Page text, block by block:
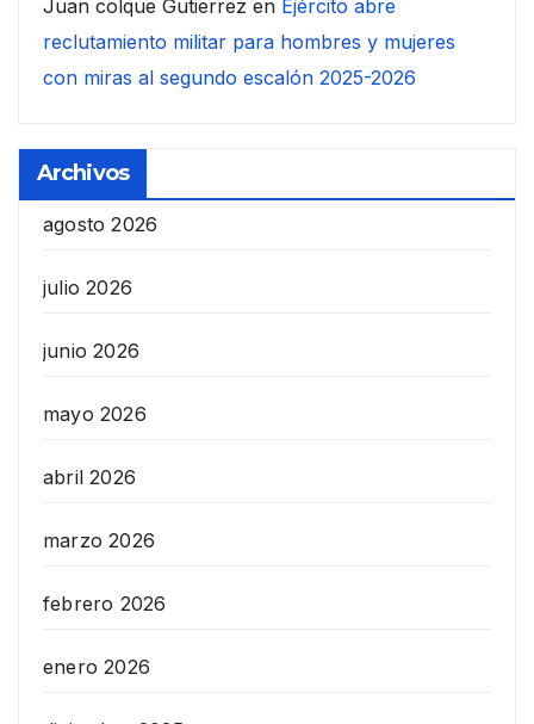
Juan colque Gutierrez en Ejército abre
reclutamiento militar para hombres y mujeres
con miras al segundo escalón 2025-2026
Archivos
agosto 2026
julio 2026
junio 2026
mayo 2026
abril 2026
marzo 2026
febrero 2026
enero 2026